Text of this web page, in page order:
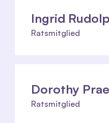
Ingrid
Ratsmitglied
Dorothy
Ratsmitglied